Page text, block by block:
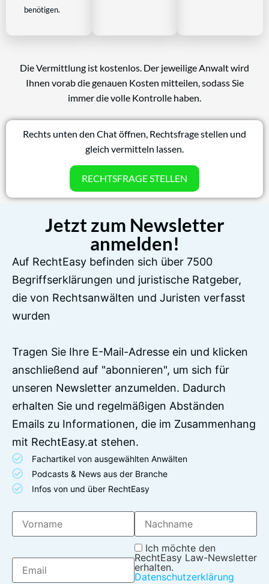
benötigen.
Die Vermittlung ist kostenlos. Der jeweilige Anwalt wird
Ihnen vorab die genauen Kosten mitteilen, sodass Sie
immer die volle Kontrolle haben.
Rechts unten den Chat öffnen, Rechtsfrage stellen und
gleich vermitteln lassen.
RECHTSFRAGE STELLEN
Jetzt zum Newsletter
anmelden!
Auf RechtEasy befinden sich über 7500
Begriffserklärungen und juristische Ratgeber,
die von Rechtsanwälten und Juristen verfasst
wurden
Tragen Sie Ihre E-Mail-Adresse ein und klicken
anschließend auf "abonnieren", um sich für
unseren Newsletter anzumelden. Dadurch
erhalten Sie und regelmäßigen Abständen
Emails zu Informationen, die im Zusammenhang
mit RechtEasy.at stehen.
Fachartikel von ausgewählten Anwälten
Podcasts & News aus der Branche
Infos von und über RechtEasy
Ich möchte den
RechtEasy Law-Newsletter
erhalten.
Datenschutzerklärung